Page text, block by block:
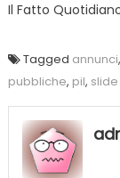
Il Fatto Quotidiano
Tagged annunci,
pubbliche, pil, slide